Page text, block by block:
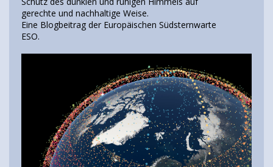
gerechte und nachhaltige Weise.
Eine Blogbeitrag der Europäischen Südsternwarte
ESO.